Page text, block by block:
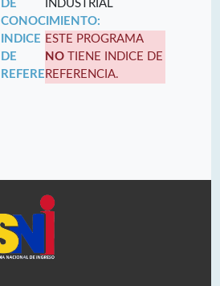
DE
CONOCIMIENTO:
INDUSTRIAL
INDICE
DE
REFERENCIA:
ESTE PROGRAMA
NO TIENE INDICE DE
REFERENCIA.